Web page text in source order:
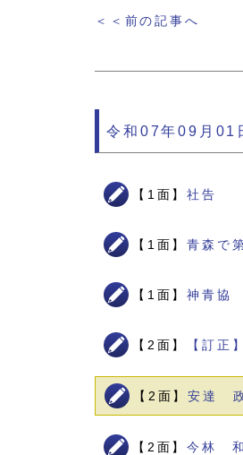
＜＜前の記事へ
令和07年09月01
【1面】社告
【1面】青森で
【1面】神青協
【2面】 【訂正】
【2面】安達
【2面】今林